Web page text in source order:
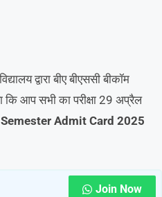
द्वारा बीए बीएससी बीकॉम
कि आप सभी का परीक्षा 29 अप्रैल
Admit Card 2025
Join Now